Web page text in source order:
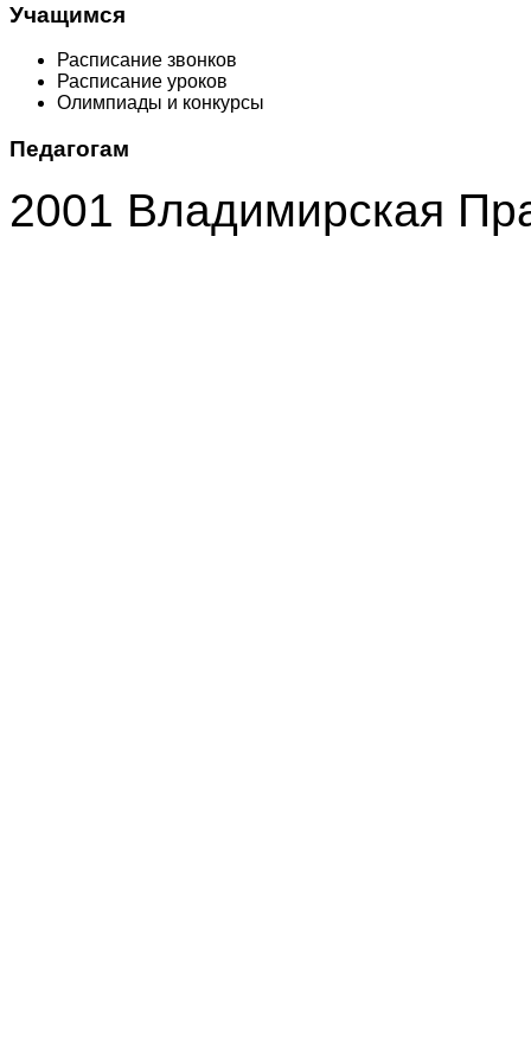
Учащимся
Расписание звонков
Расписание уроков
Олимпиады и конкурсы
Педагогам
2001 Владимирская